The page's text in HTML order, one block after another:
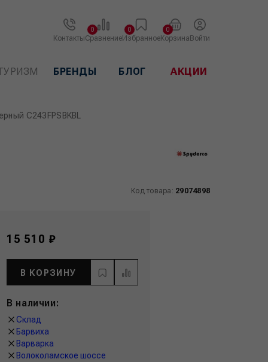
КонтактыСравнение
0
Избранное
0
Корзина
0
Войти
БРЕНДЫ БЛОГ АКЦИИ
C243FPSBKBL
Код товара: 29074898
15 510 ₽
В КОРЗИНУ
В наличии:
Склад
Барвиха
Варварка
Волоколамское шоссе